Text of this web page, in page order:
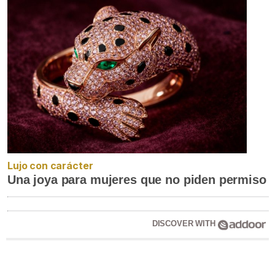
Lujo con carácter
Una joya para mujeres que no piden permiso
DISCOVER WITH